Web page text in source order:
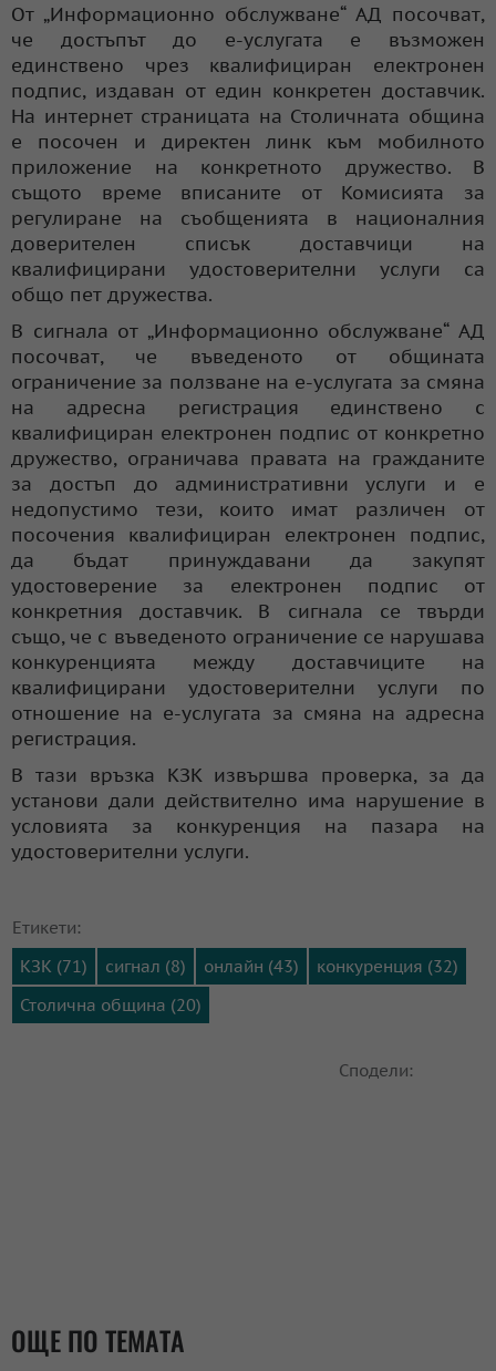
От „Информационно обслужване“ АД посочват,
че достъпът до е-услугата е възможен
единствено чрез квалифициран електронен
подпис, издаван от един конкретен доставчик.
На интернет страницата на Столичната община
е посочен и директен линк към мобилното
приложение на конкретното дружество. В
същото време вписаните от Комисията за
регулиране на съобщенията в националния
доверителен списък доставчици на
квалифицирани удостоверителни услуги са
общо пет дружества.
В сигнала от „Информационно обслужване“ АД
посочват, че въведеното от общината
ограничение за ползване на е-услугата за смяна
на адресна регистрация единствено с
квалифициран електронен подпис от конкретно
дружество, ограничава правата на гражданите
за достъп до административни услуги и е
недопустимо тези, които имат различен от
посочения квалифициран електронен подпис,
да бъдат принуждавани да закупят
удостоверение за електронен подпис от
конкретния доставчик. В сигнала се твърди
също, че с въведеното ограничение се нарушава
конкуренцията между доставчиците на
квалифицирани удостоверителни услуги по
отношение на е-услугата за смяна на адресна
регистрация.
В тази връзка КЗК извършва проверка, за да
установи дали действително има нарушение в
условията за конкуренция на пазара на
удостоверителни услуги.
Етикети:
КЗК (71)
сигнал (8) онлайн (43)
конкуренция (32)
Столична община (20)
Сподели:
ОЩЕ ПО ТЕМАТА